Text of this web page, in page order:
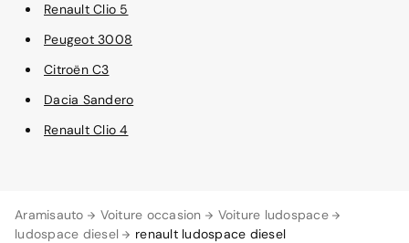
Aramisauto Voiture occasion
Voiture ludospace
ludospace diesel
renault ludospace diesel
Renault Clio 5
Peugeot 3008
Citroën C3
Dacia Sandero
Renault Clio 4